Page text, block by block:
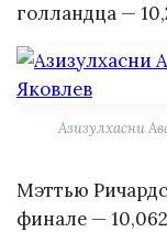
голландца —
Азизулхасни
Мэттью
финале —